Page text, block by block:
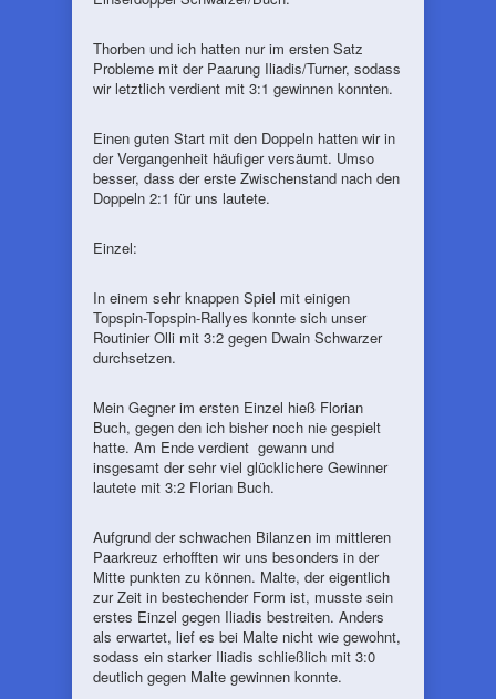
Thorben und ich hatten nur im ersten Satz
Probleme mit der Paarung Iliadis/Turner, sodass
wir letztlich verdient mit 3:1 gewinnen konnten.
Einen guten Start mit den Doppeln hatten wir in
der Vergangenheit häufiger versäumt. Umso
besser, dass der erste Zwischenstand nach den
Doppeln 2:1 für uns lautete.
Einzel:
In einem sehr knappen Spiel mit einigen
Topspin-Topspin-Rallyes konnte sich unser
Routinier Olli mit 3:2 gegen Dwain Schwarzer
durchsetzen.
Mein Gegner im ersten Einzel hieß Florian
Buch, gegen den ich bisher noch nie gespielt
hatte. Am Ende verdient gewann und
insgesamt der sehr viel glücklichere Gewinner
lautete mit 3:2 Florian Buch.
Aufgrund der schwachen Bilanzen im mittleren
Paarkreuz erhofften wir uns besonders in der
Mitte punkten zu können. Malte, der eigentlich
zur Zeit in bestechender Form ist, musste sein
erstes Einzel gegen Iliadis bestreiten. Anders
als erwartet, lief es bei Malte nicht wie gewohnt,
sodass ein starker Iliadis schließlich mit 3:0
deutlich gegen Malte gewinnen konnte.